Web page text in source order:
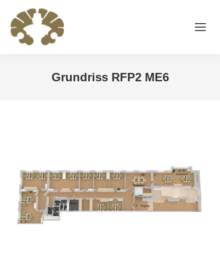
Grundriss RFP2 ME6